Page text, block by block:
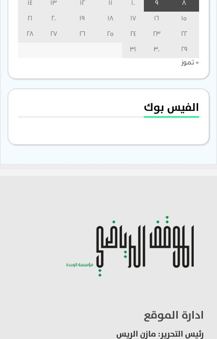
13
14
15
16
17
18
19
20
21
22
23
24
25
26
27
28
29
30
31
« تموز
الفيس بوك
ادارة الموقع
رئيس التحرير: مازن الريس